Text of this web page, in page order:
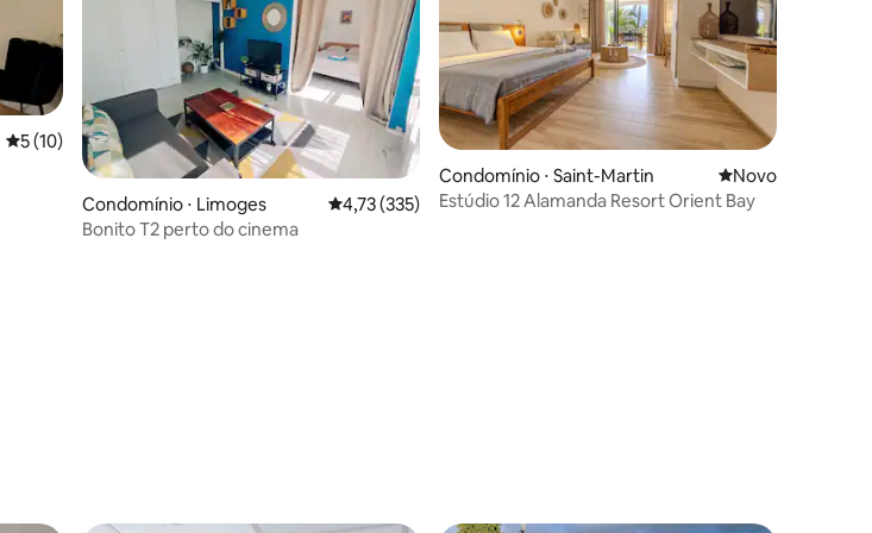
5 de uma avaliação média de 5, 10 avaliações
5 (10)
Condomínio ⋅ Limoges 4,73 de uma avaliação média de 5, 335 avaliações
4,73 (335)
Bonito T2 perto do cinema
Condomínio ⋅ Saint-Martin Novo lugar para
Novo
Estúdio 12 Alamanda Resort Orient Bay